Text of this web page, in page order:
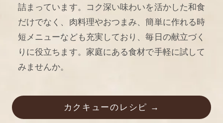
詰まっています。コク深い味わいを活かした和食
だけでなく、肉料理やおつまみ、簡単に作れる時
短メニューなども充実しており、毎日の献立づく
りに役立ちます。家庭にある食材で手軽に試して
みませんか。
カクキューのレシピ →